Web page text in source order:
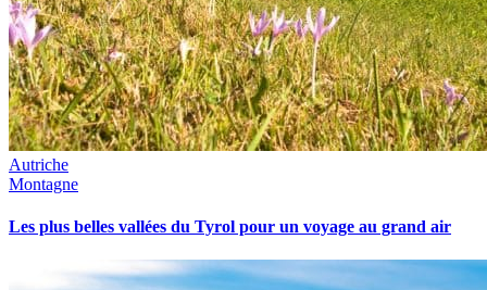
Autriche
Montagne
Les plus belles vallées du Tyrol pour un voyage au grand air